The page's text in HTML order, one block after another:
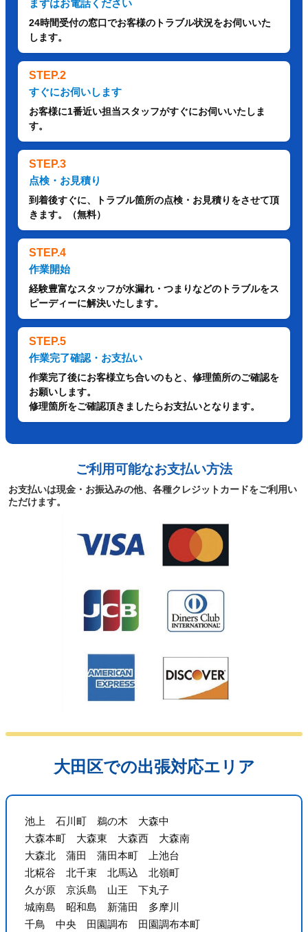
まずはお電話ください
24時間受付の窓口でお客様のトラブル状況をお伺いいた
します。
STEP.2
すぐにお伺いします
お客様に1番近い担当スタッフがすぐにお伺いいたしま
す。
STEP.3
点検・お見積り
到着後すぐに、トラブル箇所の点検・お見積りをさせて頂
きます。（無料）
STEP.4
作業開始
経験豊富なスタッフが水漏れ・つまりなどのトラブルをス
ピーディーに解決いたします。
STEP.5
作業完了確認・お支払い
作業完了後にお客様立ち合いのもと、修理箇所のご確認を
お願いします。
修理箇所をご確認頂きましたらお支払いとなります。
ご利用可能なお支払い方法
お支払いは現金・お振込みの他、各種クレジットカードをご利用い
ただけます。
大田区での出張対応エリア
池上 石川町 鵜の木 大森中
大森本町 大森東 大森西 大森南
大森北 蒲田 蒲田本町 上池台
北糀谷 北千束 北馬込 北嶺町
久が原 京浜島 山王 下丸子
城南島 昭和島 新蒲田 多摩川
千鳥 中央 田園調布 田園調布本町